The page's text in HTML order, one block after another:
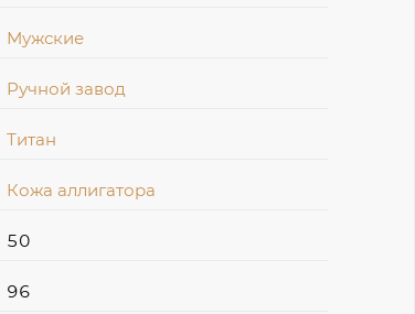
Мужские
Ручной завод
Титан
Кожа аллигатора
50
96